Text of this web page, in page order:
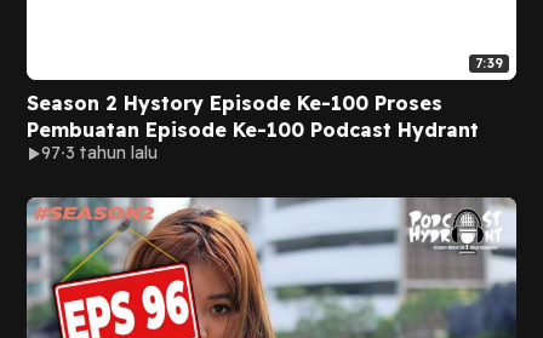
7:39
Season 2 Hystory Episode Ke-100 Proses
Pembuatan Episode Ke-100 Podcast Hydrant
97 3 tahun lalu